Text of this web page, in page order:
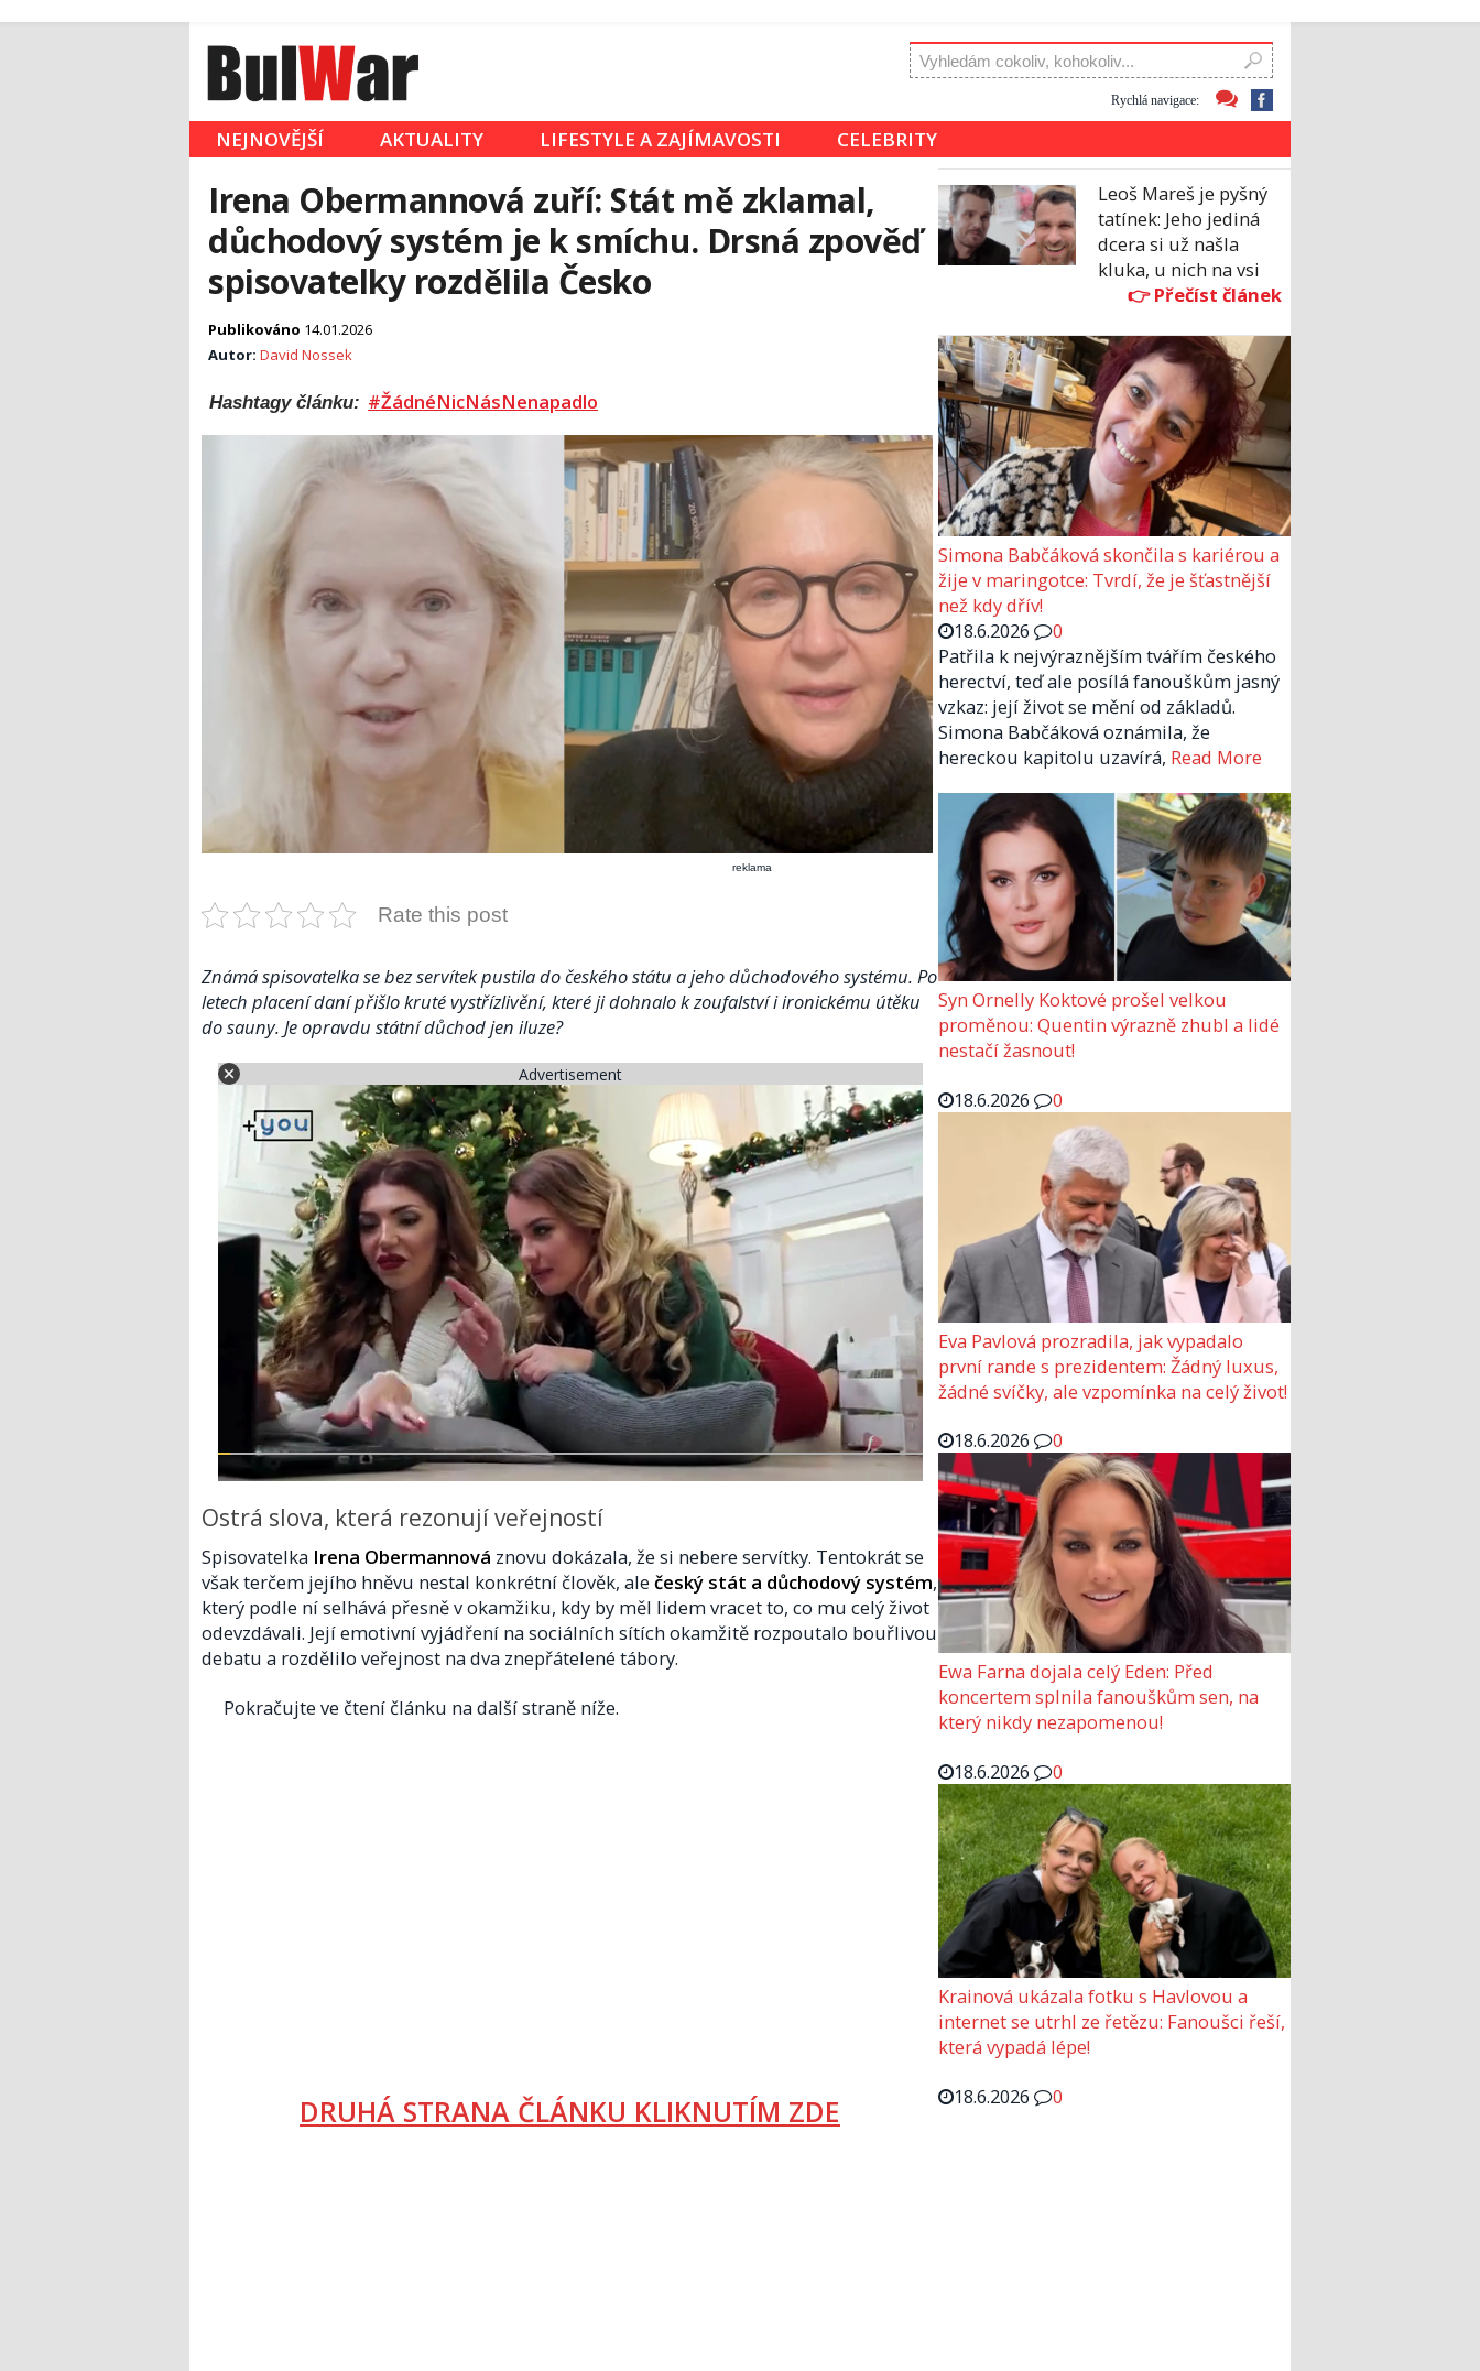
Rychlá navigace:
NEJNOVĚJŠÍ AKTUALITY LIFESTYLE A ZAJÍMAVOSTI CELEBRITY
Irena Obermannová zuří: Stát mě zklamal,
důchodový systém je k smíchu. Drsná zpověď
spisovatelky rozdělila Česko
Publikováno 14.01.2026
Autor: David Nossek
Hashtagy článku: #ŽádnéNicNásNenapadlo
reklama
Rate this post
Známá spisovatelka se bez servítek pustila do českého státu a jeho důchodového systému. Po
letech placení daní přišlo kruté vystřízlivění, které ji dohnalo k zoufalství i ironickému útěku
do sauny. Je opravdu státní důchod jen iluze?
Advertisement
Ostrá slova, která rezonují veřejností
Spisovatelka Irena Obermannová znovu dokázala, že si nebere servítky. Tentokrát se
však terčem jejího hněvu nestal konkrétní člověk, ale český stát a důchodový systém,
který podle ní selhává přesně v okamžiku, kdy by měl lidem vracet to, co mu celý život
odevzdávali. Její emotivní vyjádření na sociálních sítích okamžitě rozpoutalo bouřlivou
debatu a rozdělilo veřejnost na dva znepřátelené tábory.
Pokračujte ve čtení článku na další straně níže.
DRUHÁ STRANA ČLÁNKU KLIKNUTÍM ZDE
Leoš Mareš je pyšný
tatínek: Jeho jediná
dcera si už našla
kluka, u nich na vsi
Simona Babčáková skončila s kariérou a
žije v maringotce: Tvrdí, že je šťastnější
než kdy dřív!
18.6.2026
0
Patřila k nejvýraznějším tvářím českého
herectví, teď ale posílá fanouškům jasný
vzkaz: její život se mění od základů.
Simona Babčáková oznámila, že
hereckou kapitolu uzavírá, Read More
Syn Ornelly Koktové prošel velkou
proměnou: Quentin výrazně zhubl a lidé
nestačí žasnout!
18.6.2026
0
Eva Pavlová prozradila, jak vypadalo
první rande s prezidentem: Žádný luxus,
žádné svíčky, ale vzpomínka na celý život!
18.6.2026
0
Ewa Farna dojala celý Eden: Před
koncertem splnila fanouškům sen, na
který nikdy nezapomenou!
18.6.2026
0
Krainová ukázala fotku s Havlovou a
internet se utrhl ze řetězu: Fanoušci řeší,
která vypadá lépe!
18.6.2026
0